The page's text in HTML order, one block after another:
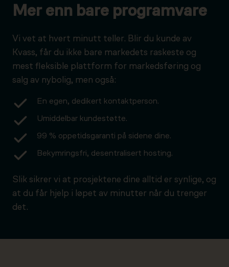
Mer enn bare programvare
Vi vet at hvert minutt teller. Blir du kunde av
Kvass, får du ikke bare markedets raskeste og
mest fleksible plattform for markedsføring og
salg av nybolig, men også:
En egen, dedikert kontaktperson.
Umiddelbar kundestøtte.
99 % oppetidsgaranti på sidene dine.
Bekymringsfri, desentralisert hosting.
Slik sikrer vi at prosjektene dine alltid er synlige, og
at du får hjelp i løpet av minutter når du trenger
det.